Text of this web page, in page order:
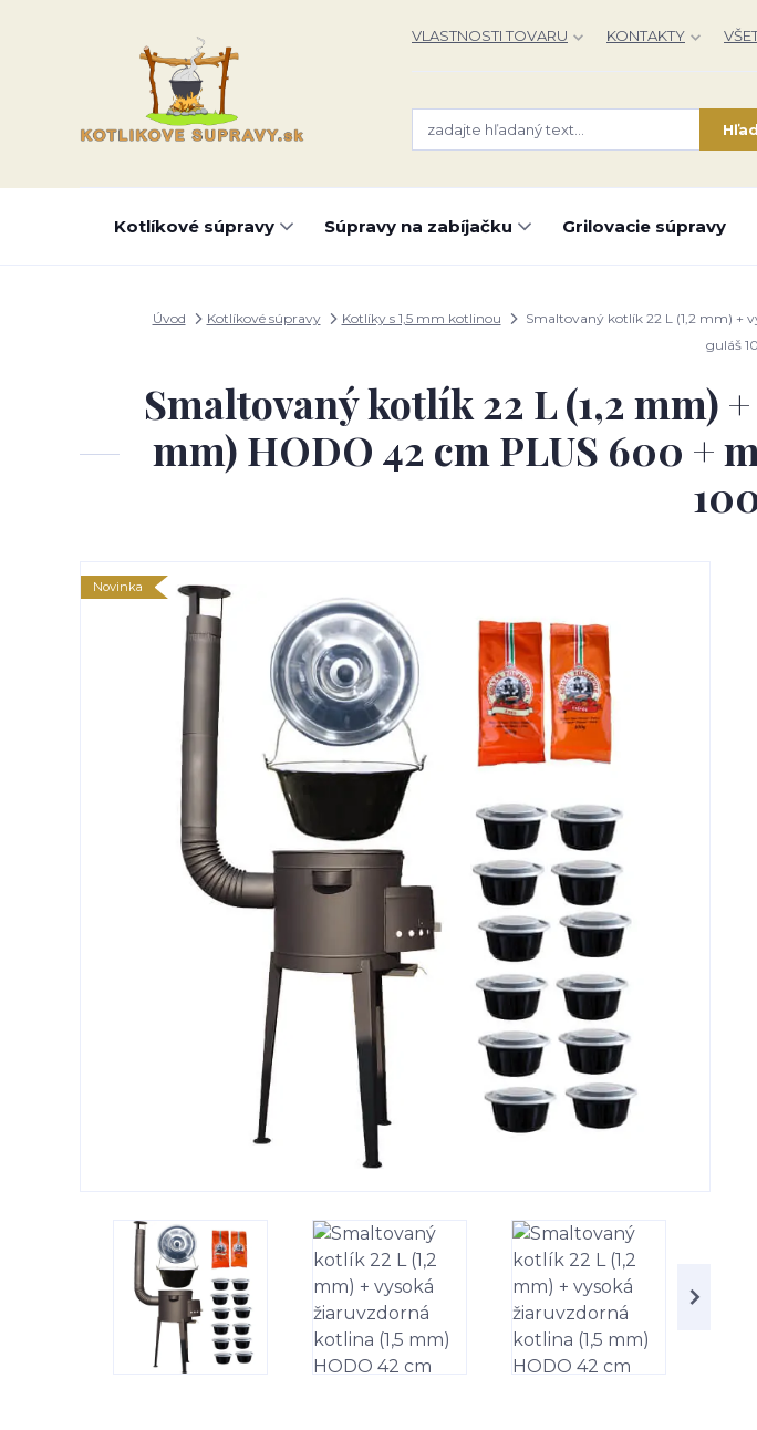
VLASTNOSTI TOVARU KONTAKTY
Kotlíkové súpravy Súpravy na zabíjačku Grilovacie súpravy
Úvod Kotlíkové súpravy Kotlíky s 1,5 mm kotlinou
Smaltovaný kotlík 22 L (1,2 mm) +
guláš
Smaltovaný kotlík 22 L (1,2 mm)
mm) HODO 42 cm PLUS 600 +
Novinka